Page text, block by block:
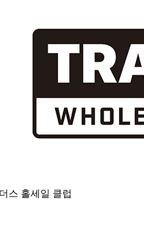
스 홀세일 클럽